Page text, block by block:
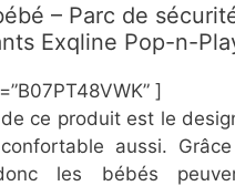
– Parc de
Exqline Pop-n-
]
ce produit est le
aussi.
les bébés